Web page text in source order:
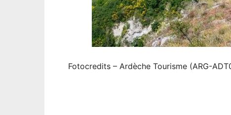
Fotocredits – Ardèche Tourisme (ARG-